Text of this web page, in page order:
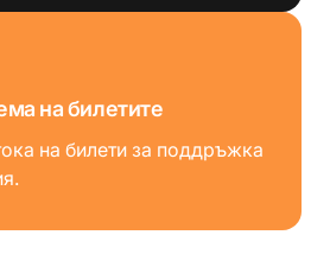
на билетите
на билети за поддръжка